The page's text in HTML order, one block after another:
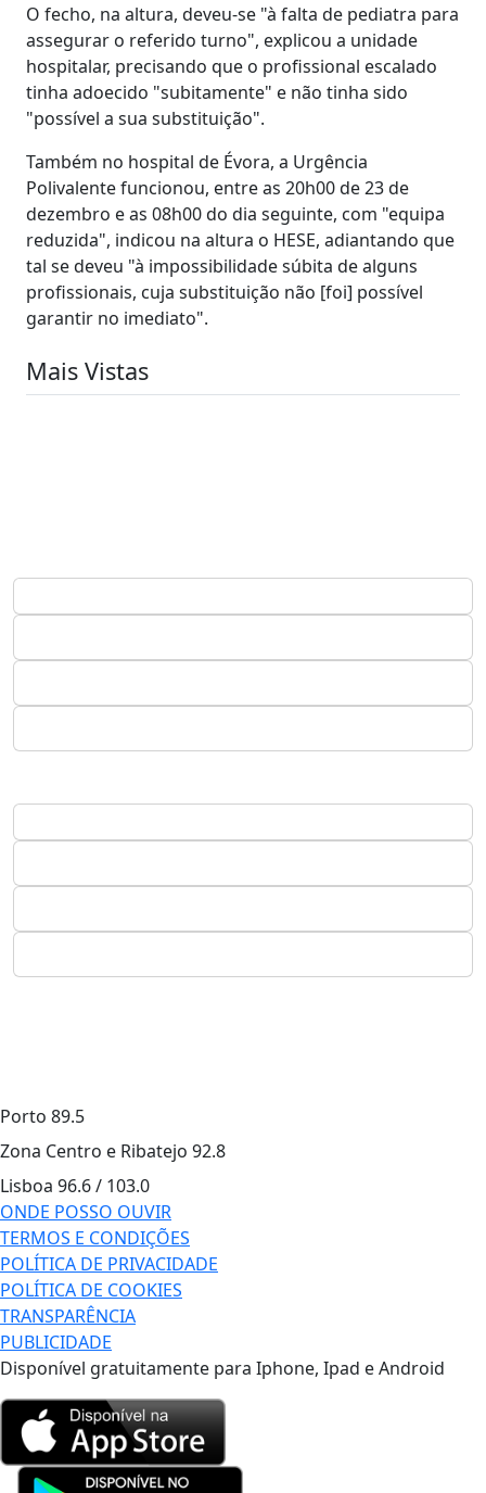
O fecho, na altura, deveu-se "à falta de pediatra para
assegurar o referido turno", explicou a unidade
hospitalar, precisando que o profissional escalado
tinha adoecido "subitamente" e não tinha sido
"possível a sua substituição".
Também no hospital de Évora, a Urgência
Polivalente funcionou, entre as 20h00 de 23 de
dezembro e as 08h00 do dia seguinte, com "equipa
reduzida", indicou na altura o HESE, adiantando que
tal se deveu "à impossibilidade súbita de alguns
profissionais, cuja substituição não [foi] possível
garantir no imediato".
Mais Vistas
Porto 89.5
Zona Centro e Ribatejo 92.8
Lisboa 96.6 / 103.0
ONDE POSSO OUVIR
TERMOS E CONDIÇÕES
POLÍTICA DE PRIVACIDADE
POLÍTICA DE COOKIES
TRANSPARÊNCIA
PUBLICIDADE
Disponível gratuitamente para Iphone, Ipad e Android